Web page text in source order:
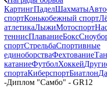
КартингПаделШахматы
спортКонькобежный спорт
атлетикаЛыжиМотоспорт
теннисПлаваниеБокс
спортСтрельбаСпортивные
единоборстваФехтование
катаниеФутболХоккей
спортаКиберспортБиатлон
-Диплом "Самбо" - GR12